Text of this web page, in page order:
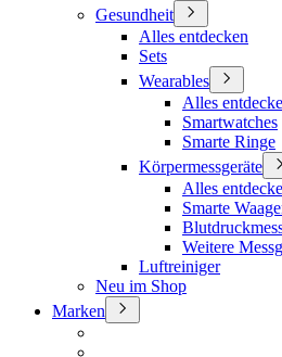
Gesundheit
Alles entdecken
Sets
Wearables
Alles
Smartwatches
Smarte Ringe
Körpermessgeräte
Alles
Smarte
Weitere
Luftreiniger
Neu im Shop
Marken